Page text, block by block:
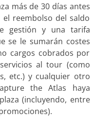
más de 30 días antes
reembolso del saldo
gestión y una tarifa
se le sumarán costes
cargos cobrados por
al tour (como
etc.) y cualquier otro
the Atlas haya
(incluyendo, entre